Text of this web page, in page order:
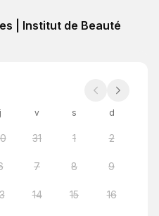
| Institut de Beauté
j v s d
31 1 2
7 8 9
14 15 16